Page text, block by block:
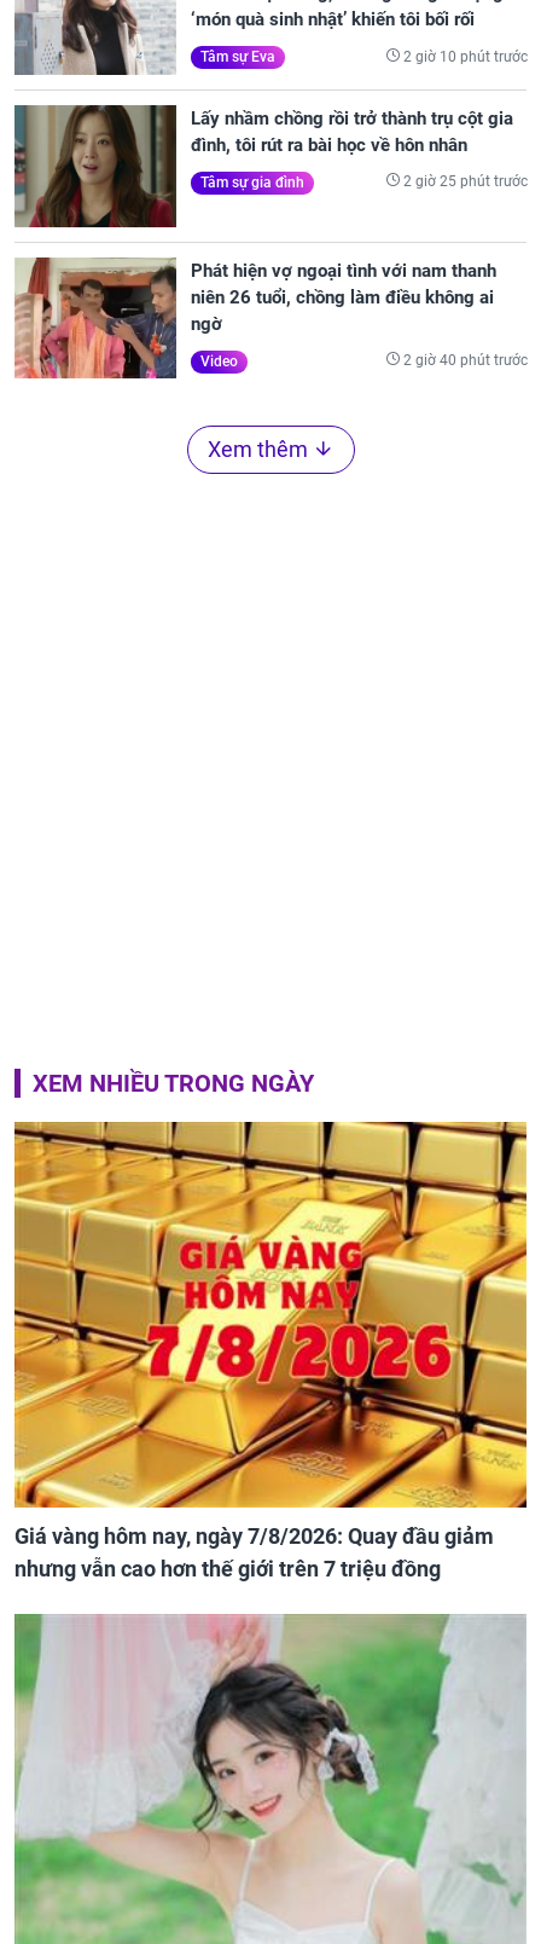
‘món quà sinh nhật’ khiến tôi bối rối
Tâm sự Eva 2 giờ 10 phút trước
Lấy nhầm chồng rồi trở thành trụ cột gia
đình, tôi rút ra bài học về hôn nhân
Tâm sự gia đình 2 giờ 25 phút trước
Phát hiện vợ ngoại tình với nam thanh
niên 26 tuổi, chồng làm điều không ai
ngờ
Video 2 giờ 40 phút trước
Xem thêm
XEM NHIỀU TRONG NGÀY
Giá vàng hôm nay, ngày 7/8/2026: Quay đầu giảm
nhưng vẫn cao hơn thế giới trên 7 triệu đồng